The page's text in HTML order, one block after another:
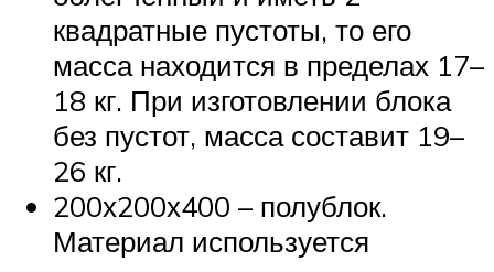
квадратные пустоты, то его
масса находится в пределах 17–
18 кг. При изготовлении блока
без пустот, масса составит 19–
26 кг.
200х200х400 – полублок.
Материал используется